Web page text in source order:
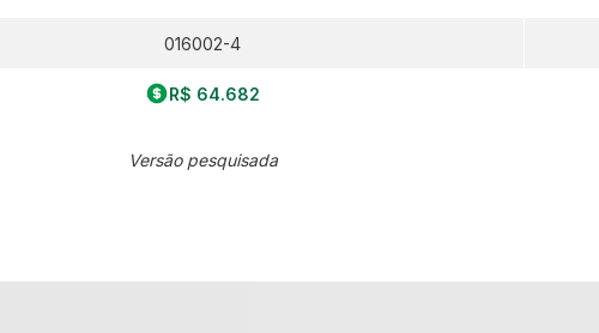
016002-4
R$ 64.682
Versão pesquisada